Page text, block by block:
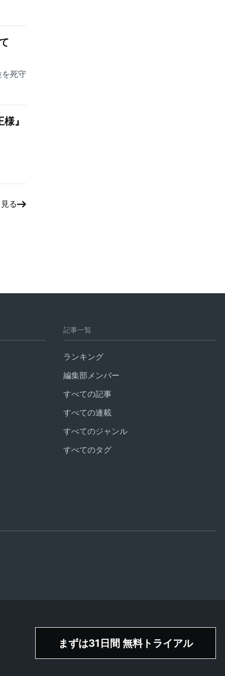
死守
』
る
記事一覧
ランキング
編集部メンバー
すべての記事
すべての連載
すべてのジャンル
すべてのタグ
まずは31日間 無料トライアル